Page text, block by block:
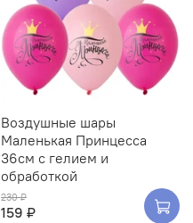
Воздушные шары
Маленькая Принцесса
36см с гелием и
обработкой
230 ₽
159 ₽